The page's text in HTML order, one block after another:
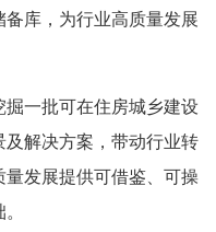
库，为行业高质量发展
掘一批可在住房城乡建设
解决方案，带动行业转
发展提供可借鉴、可操